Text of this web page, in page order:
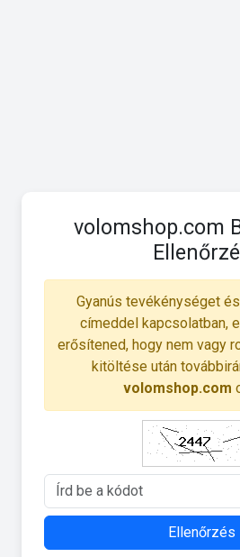
volomshop.com
Gyanús tevékénységet
címeddel kapcsolatban,
erősítened, hogy nem vagy
kitöltése után
volomshop.com
Ellenőrzés